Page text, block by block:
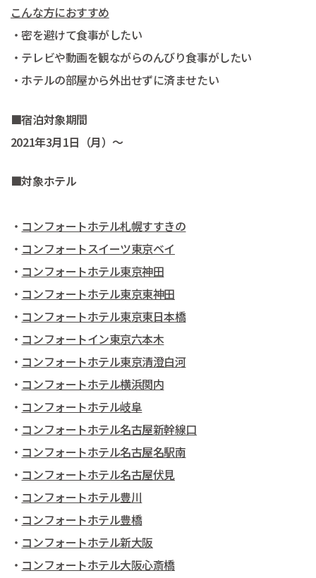
こんな方におすすめ
・密を避けて食事がしたい
・テレビや動画を観ながらのんびり食事がしたい
・ホテルの部屋から外出せずに済ませたい
■宿泊対象期間
2021年3月1日（月）～
■対象ホテル
・ コンフォートホテル札幌すすきの
・ コンフォートスイーツ東京ベイ
・ コンフォートホテル東京神田
・ コンフォートホテル東京東神田
・ コンフォートホテル東京東日本橋
・ コンフォートイン東京六本木
・ コンフォートホテル東京清澄白河
・ コンフォートホテル横浜関内
・ コンフォートホテル岐阜
・ コンフォートホテル名古屋新幹線口
・ コンフォートホテル名古屋名駅南
・ コンフォートホテル名古屋伏見
・ コンフォートホテル豊川
・ コンフォートホテル豊橋
・ コンフォートホテル新大阪
・ コンフォートホテル大阪心斎橋